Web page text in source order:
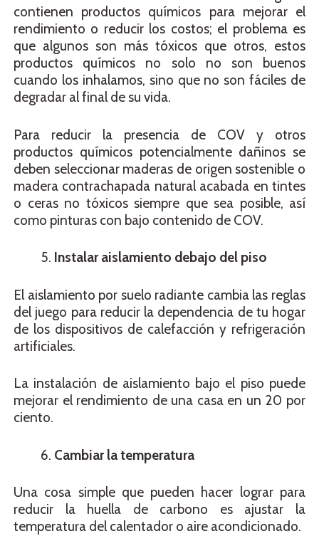
contienen productos químicos para mejorar el
rendimiento o reducir los costos; el problema es
que algunos son más tóxicos que otros, estos
productos químicos no solo no son buenos
cuando los inhalamos, sino que no son fáciles de
degradar al final de su vida.
Para reducir la presencia de COV y otros
productos químicos potencialmente dañinos se
deben seleccionar maderas de origen sostenible o
madera contrachapada natural acabada en tintes
o ceras no tóxicos siempre que sea posible, así
como pinturas con bajo contenido de COV.
Instalar aislamiento debajo del piso
El aislamiento por suelo radiante cambia las reglas
del juego para reducir la dependencia de tu hogar
de los dispositivos de calefacción y refrigeración
artificiales.
La instalación de aislamiento bajo el piso puede
mejorar el rendimiento de una casa en un 20 por
ciento.
Cambiar la temperatura
Una cosa simple que pueden hacer lograr para
reducir la huella de carbono es ajustar la
temperatura del calentador o aire acondicionado.